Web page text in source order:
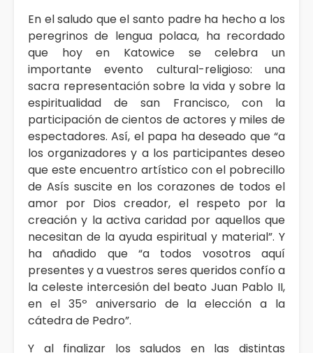
En el saludo que el santo padre ha hecho a los
peregrinos de lengua polaca, ha recordado
que hoy en Katowice se celebra un
importante evento cultural-religioso: una
sacra representación sobre la vida y sobre la
espiritualidad de san Francisco, con la
participación de cientos de actores y miles de
espectadores. Así, el papa ha deseado que “a
los organizadores y a los participantes deseo
que este encuentro artístico con el pobrecillo
de Asís suscite en los corazones de todos el
amor por Dios creador, el respeto por la
creación y la activa caridad por aquellos que
necesitan de la ayuda espiritual y material”. Y
ha añadido que “a todos vosotros aquí
presentes y a vuestros seres queridos confío a
la celeste intercesión del beato Juan Pablo II,
en el 35º aniversario de la elección a la
cátedra de Pedro”.
Y al finalizar los saludos en las distintas